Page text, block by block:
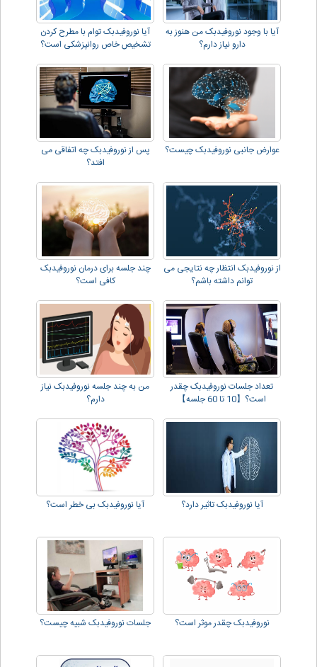
آیا با وجود نوروفیدبک من هنوز به
دارو نیاز دارم؟
آیا نوروفیدبک توام با مطرح کردن
تشخیص خاص روانپزشکی است؟
عوارض جانبی نوروفیدبک چیست؟
پس از نوروفیدبک چه اتفاقی می
افتد؟
از نوروفیدبک انتظار چه نتایجی می
توانم داشته باشم؟
چند جلسه برای درمان نوروفیدبک
کافی است؟
تعداد جلسات نوروفیدبک چقدر
است؟【10 تا 60 جلسه】
من به چند جلسه نوروفیدبک نیاز
دارم؟
آیا نوروفیدبک تاثیر دارد؟ آیا نوروفیدبک بی خطر است؟
نوروفیدبک چقدر موثر است؟ جلسات نوروفیدبک شبیه چیست؟